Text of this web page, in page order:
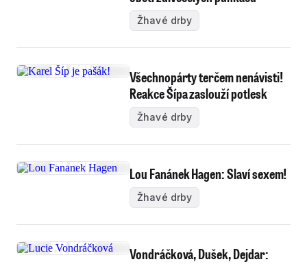
Žhavé drby
Všechnopárty terčem nenávisti!
Reakce Šípa zaslouží potlesk
Žhavé drby
Lou Fanánek Hagen: Slaví sexem!
Žhavé drby
Vondráčková, Dušek, Dejdar: